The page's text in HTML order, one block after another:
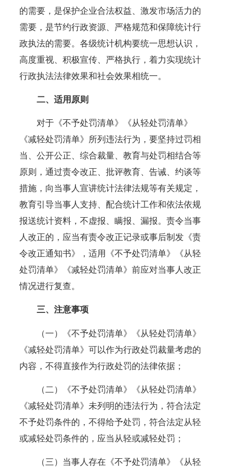
的需要，是保护企业合法权益、激发市场活力的
需要，是节约行政资源、严格规范和保障统计行
政执法的需要。各级统计机构要统一思想认识，
高度重视、积极宣传、严格执行，着力实现统计
行政执法法律效果和社会效果相统一。
二、适用原则
对于《不予处罚清单》《从轻处罚清单》
《减轻处罚清单》所列违法行为，要坚持过罚相
当、公开公正、综合裁量、教育与处罚相结合等
原则，通过责令改正、批评教育、告诫、约谈等
措施，向当事人宣讲统计法律法规等有关规定，
教育引导当事人支持、配合统计工作和依法依规
报送统计资料，不虚报、瞒报、漏报。责令当事
人改正的，应当有责令改正记录或事后制发《责
令改正通知书》，适用《不予处罚清单》《从轻
处罚清单》《减轻处罚清单》前应对当事人改正
情况进行复查。
三、注意事项
（一）《不予处罚清单》《从轻处罚清单》
《减轻处罚清单》可以作为行政处罚裁量考虑的
内容，不得直接作为行政处罚的法律依据；
（二）《不予处罚清单》《从轻处罚清单》
《减轻处罚清单》未列明的违法行为，符合法定
不予处罚条件的，不得给予处罚，符合法定从轻
或减轻处罚条件的，应当从轻或减轻处罚；
（三）当事人存在《不予处罚清单》《从轻